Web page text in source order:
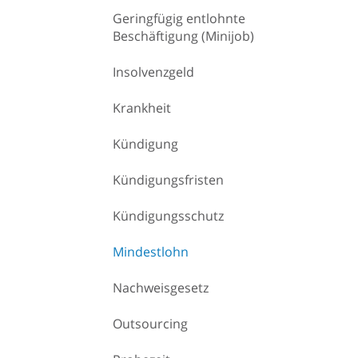
Geringfügig entlohnte
Beschäftigung (Minijob)
Insolvenzgeld
Krankheit
Kündigung
Kündigungsfristen
Kündigungsschutz
Mindestlohn
Nachweisgesetz
Outsourcing